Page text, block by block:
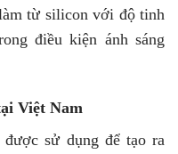
từ silicon với độ tinh
điều kiện ánh sáng
Việt Nam
sử dụng để tạo ra